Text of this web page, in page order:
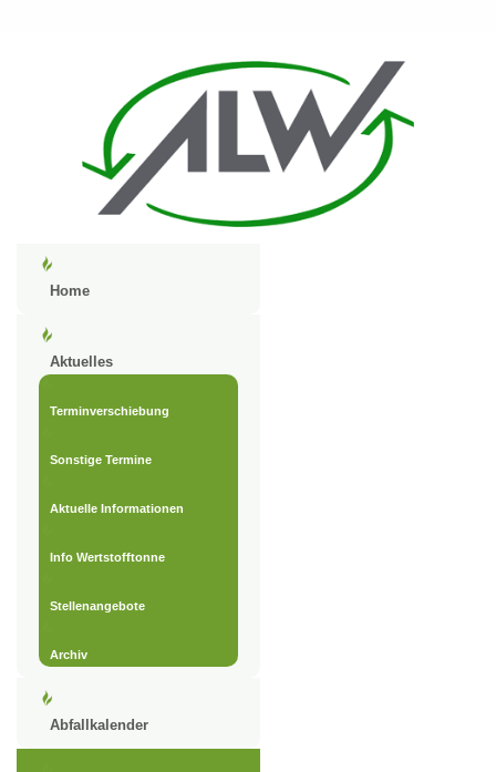
Home
Aktuelles
Terminverschiebung
Sonstige Termine
Aktuelle Informationen
Info Wertstofftonne
Stellenangebote
Archiv
Abfallkalender